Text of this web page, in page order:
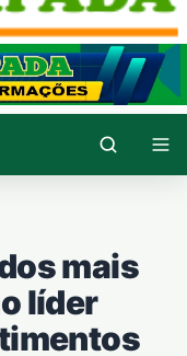
mais
líder